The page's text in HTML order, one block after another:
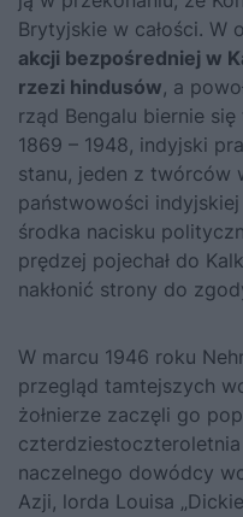
Brytyjskie w całości. W
akcji bezpośredniej w
rzezi hindusów, a
rząd Bengalu biernie
1869 – 1948, indyjski
stanu, jeden z twórców
państwowości
środka nacisku
prędzej pojechał do
nakłonić strony do
W marcu 1946 roku
przegląd tamtejszych
żołnierze zaczęli go
naczelnego dowódcy
Azji, lorda Louisa